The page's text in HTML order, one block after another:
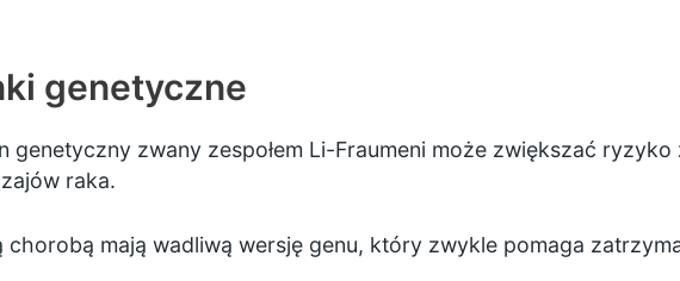
genetyczne
genetyczny zwany zespołem Li-Fraumeni może zwiększać
raka.
chorobą mają wadliwą wersję genu, który zwykle pomaga